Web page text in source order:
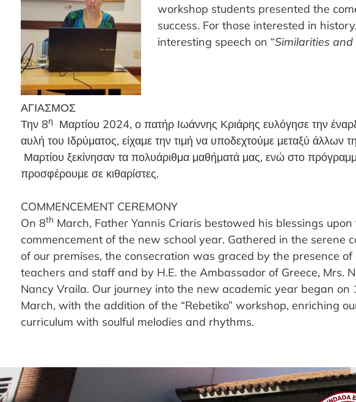
workshop students presented the
success. For those interested in
interesting speech on “Similarities
ΑΓΙΑΣΜΟΣ
Την 8η
Μαρτίου 2024, ο πατήρ Ιωάννης Κριάρης ευλόγησε την
αυλή του Ιδρύματος, είχαμε την τιμή να υποδεχτούμε μεταξύ
Μαρτίου ξεκίνησαν τα πολυάριθμα μαθήματά μας, ενώ στο
προσφέρουμε σε κιθαρίστες.
COMMENCEMENT CEREMONY
On 8th March, Father Yannis Criaris bestowed his blessings upon
commencement of the new school year. Gathered in the serene
of our premises, the consecration was graced by the presence of
teachers and staff and by H.E. the Ambassador of Greece, Mrs.
Nancy Vraila. Our journey into the new academic year began on
March, with the addition of the “Rebetiko” workshop, enriching
curriculum with soulful melodies and rhythms.